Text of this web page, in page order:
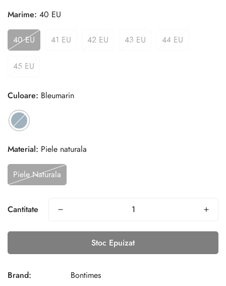
Marime: 40 EU
40 EU 41 EU 42 EU 43 EU 44 EU
45 EU
Culoare: Bleumarin
Material: Piele naturala
Piele Naturala
Cantitate
Stoc Epuizat
Brand:
Bontimes